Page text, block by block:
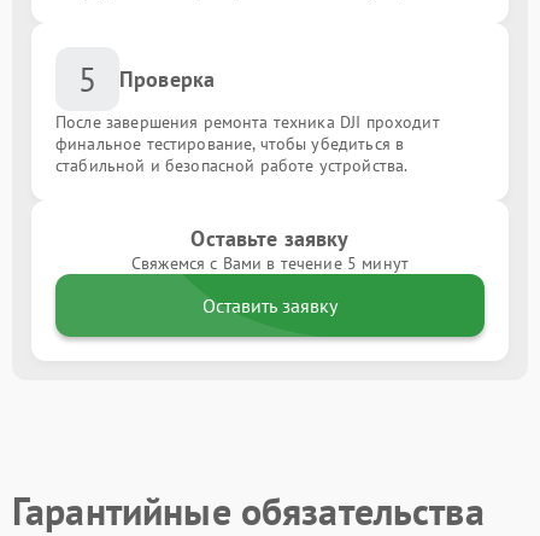
5 Проверка
После завершения ремонта техника DJI проходит
финальное тестирование, чтобы убедиться в
стабильной и безопасной работе устройства.
Оставьте заявку
Свяжемся с Вами в течение 5 минут
Оставить заявку
Гарантийные обязательства